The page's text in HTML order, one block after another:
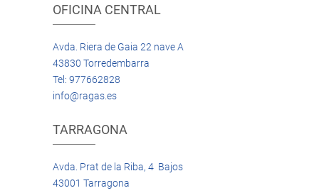
OFICINA CENTRAL
Avda. Riera de Gaia 22 nave A
43830 Torredembarra
Tel: 977662828
info@ragas.es
TARRAGONA
Avda. Prat de la Riba, 4 Bajos
43001 Tarragona